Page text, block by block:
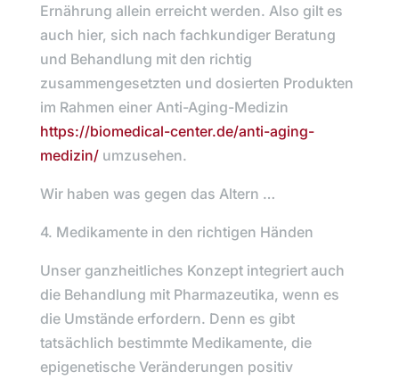
Ernährung allein erreicht werden. Also gilt es
auch hier, sich nach fachkundiger Beratung
und Behandlung mit den richtig
zusammengesetzten und dosierten Produkten
im Rahmen einer Anti-Aging-Medizin
https://biomedical-center.de/anti-aging-
medizin/umzusehen.
Wir haben was gegen das Altern …
4. Medikamente in den richtigen Händen
Unser ganzheitliches Konzept integriert auch
die Behandlung mit Pharmazeutika, wenn es
die Umstände erfordern. Denn es gibt
tatsächlich bestimmte Medikamente, die
epigenetische Veränderungen positiv